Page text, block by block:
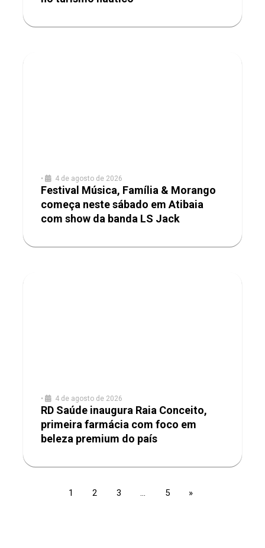
• 4 de agosto de 2026
Festival Música, Família & Morango
começa neste sábado em Atibaia
com show da banda LS Jack
• 4 de agosto de 2026
RD Saúde inaugura Raia Conceito,
primeira farmácia com foco em
beleza premium do país
1 2 3 … 5 »